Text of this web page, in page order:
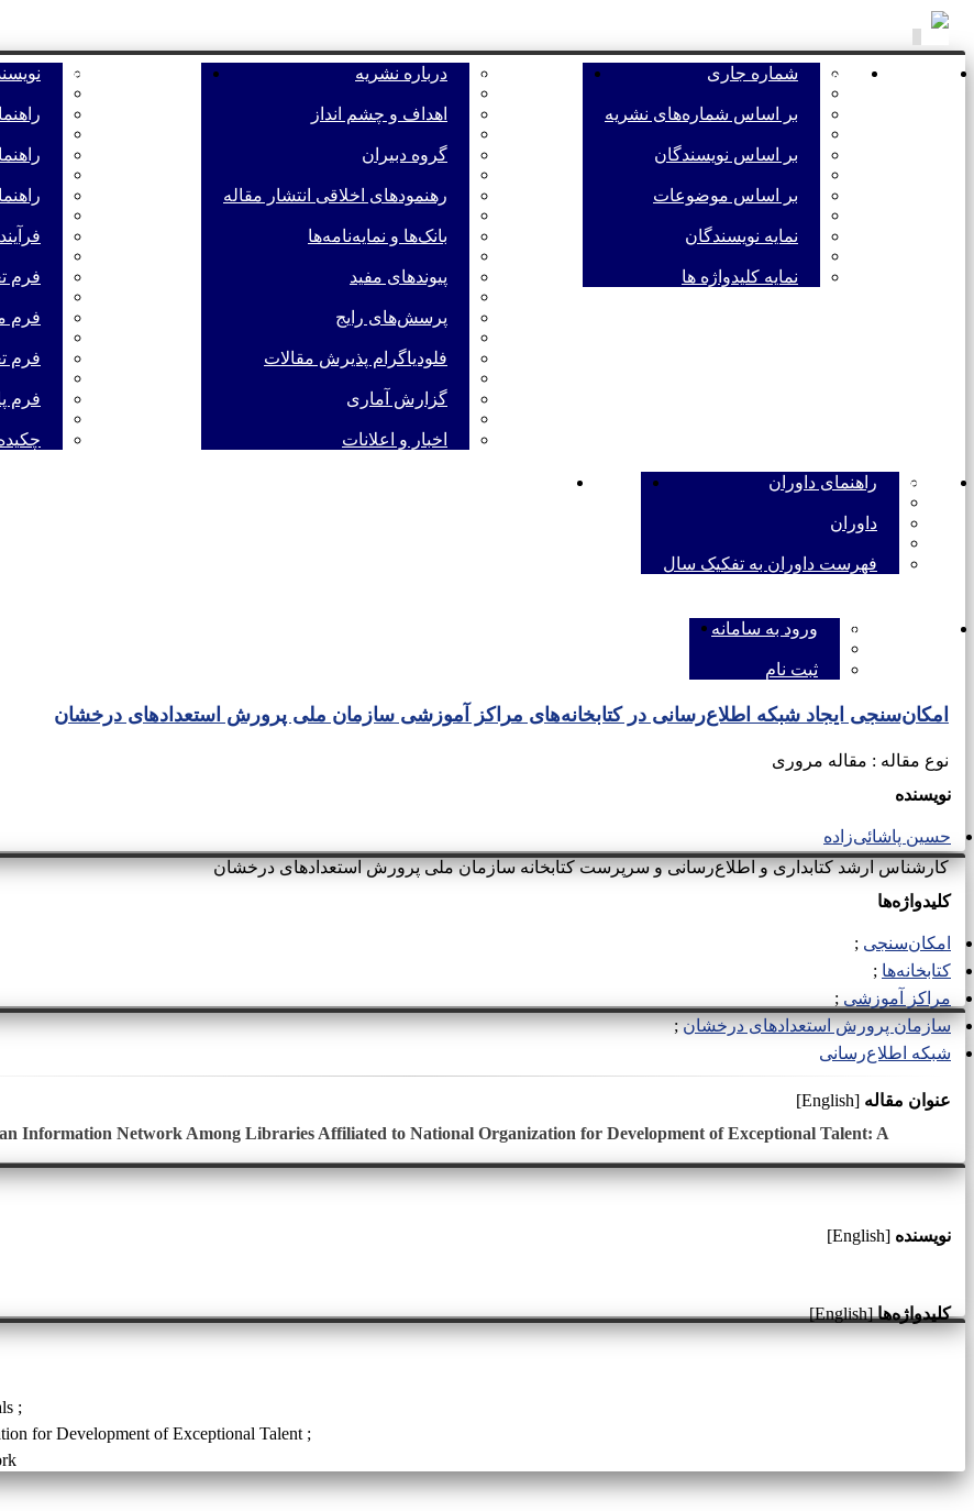
navigation
صفحه اصلی مرور شماره جاری
بر اساس شماره‌های نشریه
بر اساس نویسندگان
بر اساس موضوعات
نمایه نویسندگان
نمایه کلیدواژه ها
اطلاعات نشریه درباره نشریه
اهداف و چشم انداز
گروه دبیران
رهنمودهای اخلاقی انتشار مقاله
بانک‌ها و نمایه‌‌نامه‌ها
پیوندهای مفید
پرسش‌های رایج
فلودیاگرام پذیرش مقالات
گزارش آماری
اخبار و اعلانات
راهنمای نویسندگان
فرم
فرم
فرم
فرم
داوران راهنمای داوران
داوران
فهرست داوران به تفکیک سال
تماس با ما
ورود به سامانه ورود به سامانه
ثبت نام
امکان‌سنجی ایجاد شبکه اطلاع‌رسانی در کتابخانه‌های مراکز آموزشی سازمان ملی پرورش استعدادهای درخشان
نوع مقاله : مقاله مروری
نویسنده
حسین پاشائی‌زاده
کارشناس ارشد کتابداری و اطلاع‌رسانی و سرپرست کتابخانه سازمان ملی پرورش استعدادهای درخشان
کلیدواژه‌ها
امکان‌سنجی
کتابخانه‌ها
مراکز آموزشی
سازمان پرورش استعدادهای درخشان
شبکه اطلاع‌رسانی
عنوان مقاله [English]
Information Network Among Libraries Affiliated to National Organization for Development of Exceptional Talent: A
نویسنده [English]
کلیدواژه‌ها[English]
for Development of Exceptional Talent